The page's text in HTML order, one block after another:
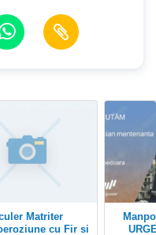
cu Fir si
Manpower recruteaza